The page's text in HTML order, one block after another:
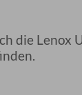
die Lenox